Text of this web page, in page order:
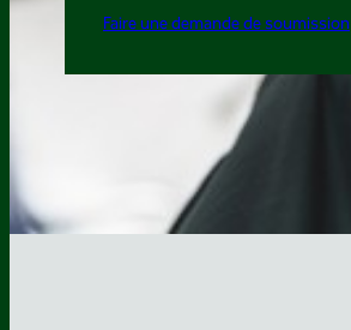
Faire une demande de soumission